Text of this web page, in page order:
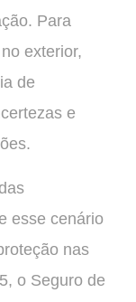
Para
exterior,
de
e
esse cenário
nas
o Seguro de